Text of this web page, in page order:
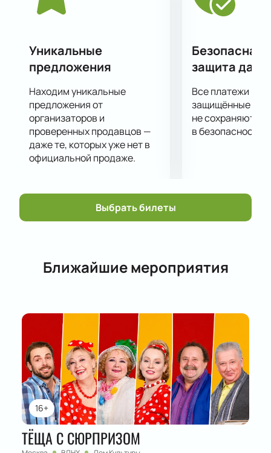
Уникальные
предложения
Находим уникальные
предложения от
организаторов и
проверенных продавцов —
даже те, которых уже нет в
официальной продаже.
Безопасная
защита
Все платежи
защищённые
не сохраняются
в безопасности.
Выбрать билеты
Ближайшие мероприятия
16+
ТЁЩА С СЮРПРИЗОМ